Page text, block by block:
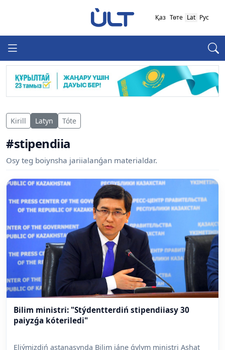
Қаз Төте Lat Рус
Kirill Latyn Tóte
#stipendiia
Osy teg boiynsha jariialanǵan materialdar.
Bilim ministri: "Stýdentterdiń stipendiiasy 30
paiyzǵa kóteriledi"
Eliýmizdiń astanasynda Bilim jáne ǵylym ministri Ashat